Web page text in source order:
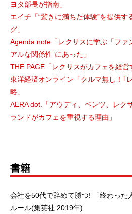
ヨタ部長が指南」
エイチ「“驚きに満ちた体験”を提供
グ」
Agenda note「レクサスに学ぶ「ファ
アルな関係性”にあった」
THE PAGE「レクサスがカフェを経営
東洋経済オンライン「クルマ無し！｢
略」
AERA dot.「アウディ、ベンツ、レ
ランドがカフェを重視する理由」
書籍
会社を50代で辞めて勝つ! 「終わった
ルール(集英社 2019年)